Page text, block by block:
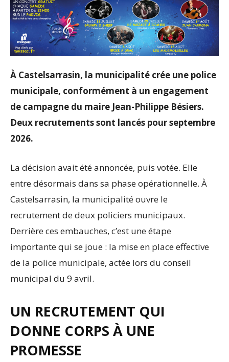
À Castelsarrasin, la municipalité crée une police
municipale, conformément à un engagement
de campagne du maire Jean-Philippe Bésiers.
Deux recrutements sont lancés pour septembre
2026.
La décision avait été annoncée, puis votée. Elle
entre désormais dans sa phase opérationnelle. À
Castelsarrasin, la municipalité ouvre le
recrutement de deux policiers municipaux.
Derrière ces embauches, c’est une étape
importante qui se joue : la mise en place effective
de la police municipale, actée lors du conseil
municipal du 9 avril.
UN RECRUTEMENT QUI
DONNE CORPS À UNE
PROMESSE